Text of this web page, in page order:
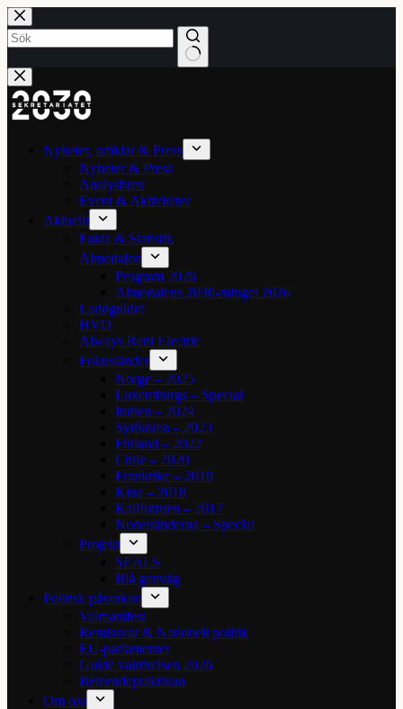
Hoppa
till
innehåll
Inga
resultat
Nyheter, artiklar & Press
Nyheter & Press
Analysbrev
Event & Aktiviteter
Aktuellt
Fakta & Statistik
Almedalen
Program 2026
Almedalens 2030-mingel 2026
Laddguldet
HVO
Always Rent Electric
Fokusländer
Norge – 2025
Luxemburgs – Special
Indien – 2024
Sydkorea – 2023
Finland – 2022
Chile – 2020
Frankrike – 2019
Kina – 2018
Kalifornien – 2017
Nederländerna – Special
Projekt
SEALS
Blå genväg
Politisk påverkan
Valmanifest
Remissvar & Nationell politik
EU-parlamentet
Guide valrörelsen 2026
Beteendepraktikan
Om oss